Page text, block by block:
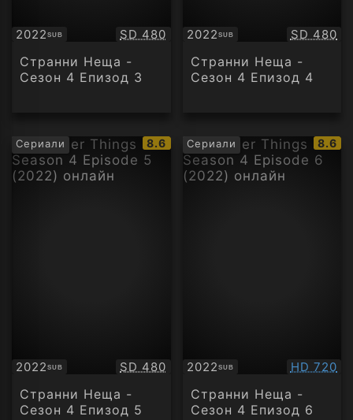
2022SUB
Субтитри Качество:
SD 480
Странни Неща -
Сезон 4 Епизод 3
2022SUB
Субтитри SD 480
Странни Неща -
Сезон 4 Епизод 4
Сериали
IMDb
рейтинг:
8.6
2022SUB
Субтитри Качество:
SD 480
Странни Неща -
Сезон 4 Епизод 5
Сериали
IMDb
8.6
2022SUB
Субтитри HD 720
Странни Неща -
Сезон 4 Епизод 6